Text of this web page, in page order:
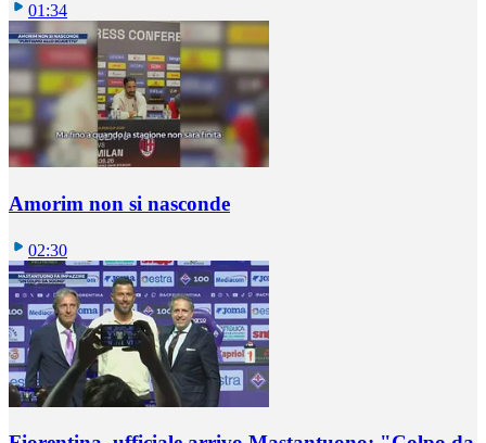
01:34
Amorim non si nasconde
02:30